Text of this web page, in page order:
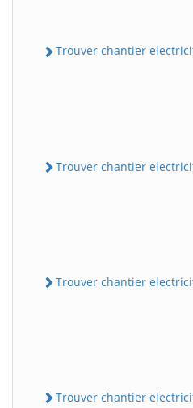
Trouver chantier
Trouver chantier
Trouver chantier
Trouver chantier